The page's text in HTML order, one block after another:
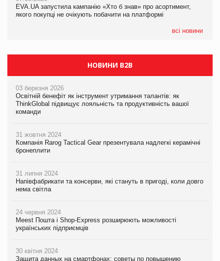
EVA.UA запустила кампанію «Хто б знав» про асортимент,
якого покупці не очікують побачити на платформі
всі новини
05.08.2026
Мережа супермаркетів VARUS купує мережу магазинів
НОВИНИ B2B
03 березня 2026
Освітній бенефіт як інструмент утримання талантів: як
ThinkGlobal підвищує лояльність та продуктивність вашої
команди
31 жовтня 2024
Компанія Rarog Tactical Gear презентувала надлегкі керамічні
бронеплити
31 липня 2024
Напівфабрикати та консерви, які стануть в пригоді, коли довго
нема світла
24 червня 2024
Meest Пошта і Shop-Express розширюють можливості
українських підприємців
30 квітня 2024
Защита данных на смартфонах: советы по повышению